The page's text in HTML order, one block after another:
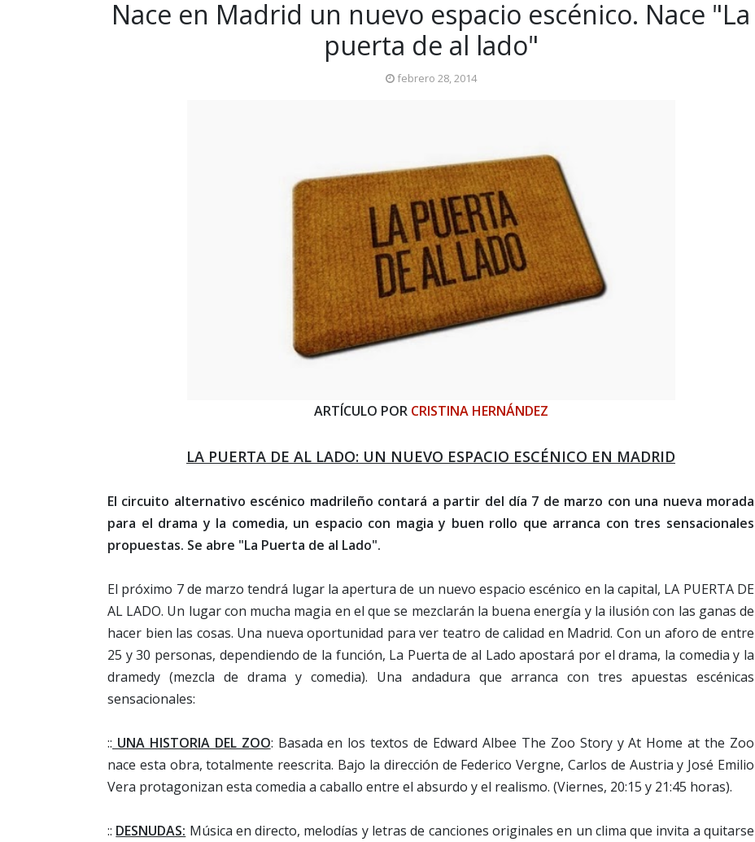
Nace en Madrid un nuevo espacio escénico. Nace "La
puerta de al lado"
febrero 28, 2014
ARTÍCULO POR CRISTINA HERNÁNDEZ
LA PUERTA DE AL LADO: UN NUEVO ESPACIO ESCÉNICO EN MADRID
El circuito alternativo escénico madrileño contará a partir del día 7 de marzo con una nueva morada
para el drama y la comedia, un espacio con magia y buen rollo que arranca con tres sensacionales
propuestas. Se abre "La Puerta de al Lado".
El próximo 7 de marzo tendrá lugar la apertura de un nuevo espacio escénico en la capital, LA PUERTA DE
AL LADO. Un lugar con mucha magia en el que se mezclarán la buena energía y la ilusión con las ganas de
hacer bien las cosas. Una nueva oportunidad para ver teatro de calidad en Madrid. Con un aforo de entre
25 y 30 personas, dependiendo de la función, La Puerta de al Lado apostará por el drama, la comedia y la
dramedy (mezcla de drama y comedia). Una andadura que arranca con tres apuestas escénicas
sensacionales:
:: UNA HISTORIA DEL ZOO: Basada en los textos de Edward Albee The Zoo Story y At Home at the Zoo
nace esta obra, totalmente reescrita. Bajo la dirección de Federico Vergne, Carlos de Austria y José Emilio
Vera protagonizan esta comedia a caballo entre el absurdo y el realismo. (Viernes, 20:15 y 21:45 horas).
:: DESNUDAS: Música en directo, melodías y letras de canciones originales en un clima que invita a quitarse